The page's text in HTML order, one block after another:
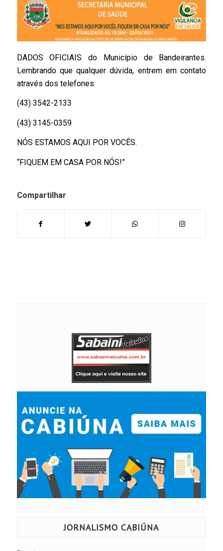
DADOS OFICIAIS do Município de Bandeirantes.
Lembrando que qualquer dúvida, entrem em contato
através dos telefones:
(43) 3542-2133
(43) 3145-0359
NÓS ESTAMOS AQUI POR VOCÊS.
“FIQUEM EM CASA POR NÓS!”
Compartilhar
JORNALISMO CABIÚNA